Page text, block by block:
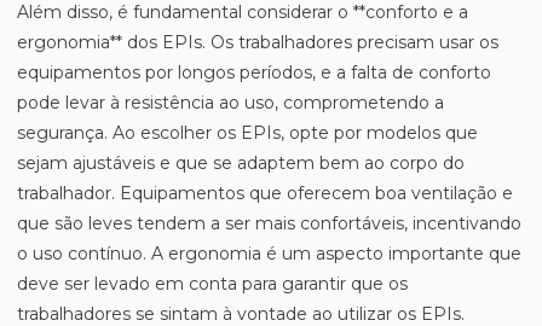
Além disso, é fundamental considerar o **conforto e a
ergonomia** dos EPIs. Os trabalhadores precisam usar os
equipamentos por longos períodos, e a falta de conforto
pode levar à resistência ao uso, comprometendo a
segurança. Ao escolher os EPIs, opte por modelos que
sejam ajustáveis e que se adaptem bem ao corpo do
trabalhador. Equipamentos que oferecem boa ventilação e
que são leves tendem a ser mais confortáveis, incentivando
o uso contínuo. A ergonomia é um aspecto importante que
deve ser levado em conta para garantir que os
trabalhadores se sintam à vontade ao utilizar os EPIs.